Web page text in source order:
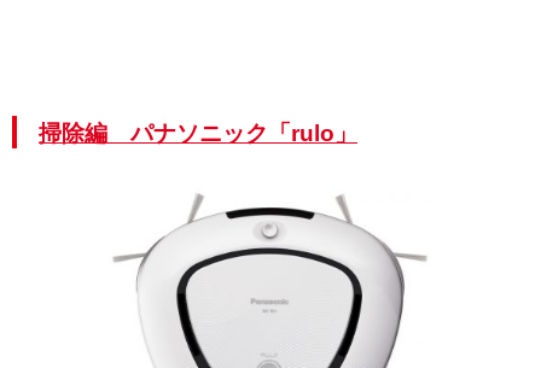
掃除編 パナソニック「rulo」